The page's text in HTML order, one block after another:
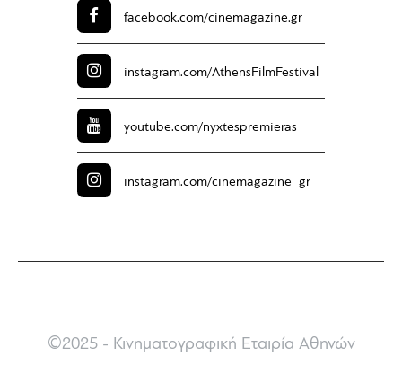
facebook.com/cinemagazine.gr
instagram.com/AthensFilmFestival
youtube.com/nyxtespremieras
instagram.com/cinemagazine_gr
©2025 - Κινηματογραφική Εταιρία Αθηνών